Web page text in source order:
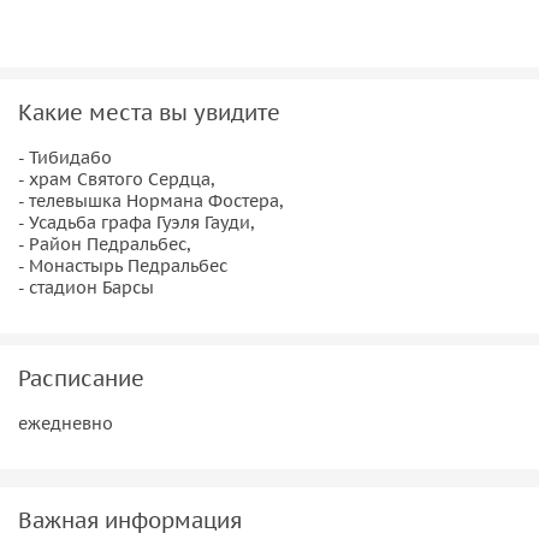
легендарная футбольная команда «Барса». В зависимости
Посещение стадиона ФК «Барса» оплачивается отдельно.
Дополнительные активности в стоимость билета не
входят.
Какие места вы увидите
- Тибидабо
- храм Святого Сердца,
- телевышка Нормана Фостера,
- Усадьба графа Гуэля Гауди,
- Район Педральбес,
- Монастырь Педральбес
- стадион Барсы
Расписание
ежедневно
Важная информация